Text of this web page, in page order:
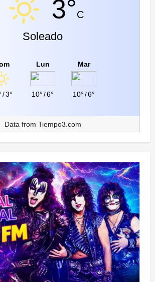
3°C
Soleado
/3°
Lun
10°/6°
Mar
10°/6°
Data from Tiempo3.com